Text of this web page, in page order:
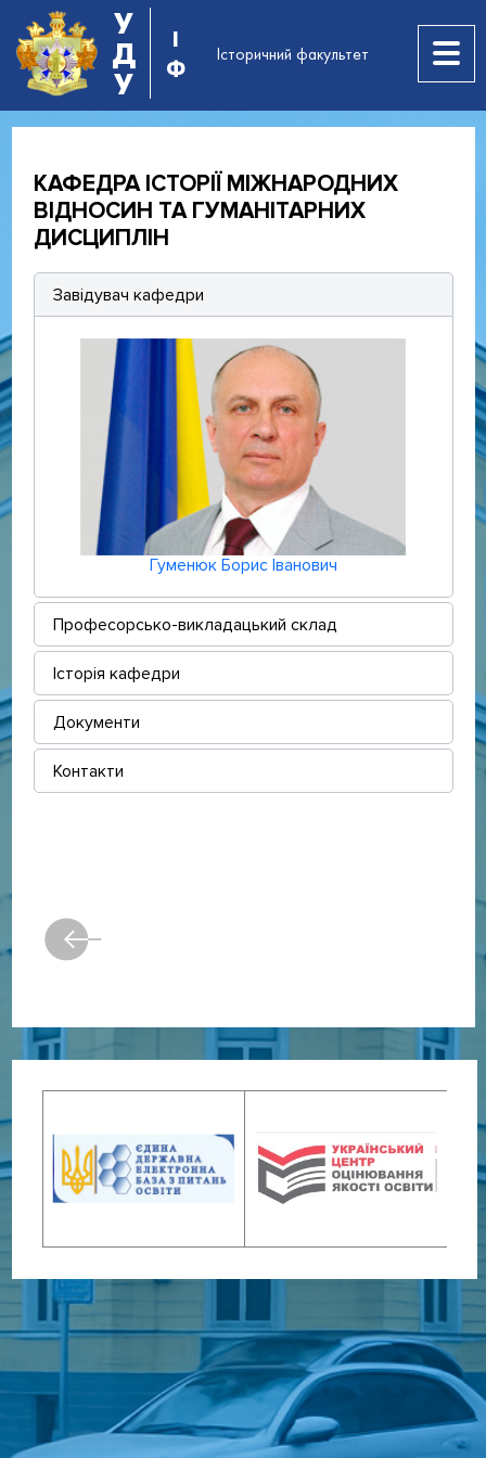
У
Д
У
І
Ф
Історичний факультет
КАФЕДРА ІСТОРІЇ МІЖНАРОДНИХ
ВІДНОСИН ТА ГУМАНІТАРНИХ
ДИСЦИПЛІН
Завідувач кафедри
Гуменюк Борис Іванович
Професорсько-викладацький склад
Історія кафедри
Документи
Контакти